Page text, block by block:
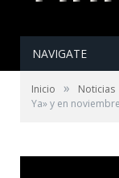
NAVIGATE
Inicio » Noticias
Ya» y en